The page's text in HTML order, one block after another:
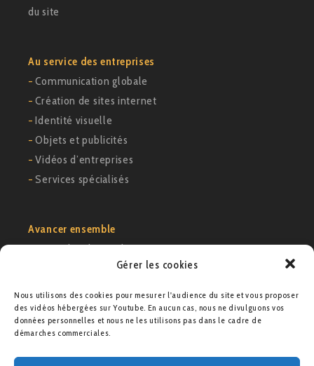
Gérer les cookies
Nous utilisons des cookies pour mesurer l'audience du site et vous proposer
des vidéos hébergées sur Youtube. En aucun cas, nous ne divulguons vos
données personnelles et nous ne les utilisons pas dans le cadre de
démarches commerciales.
du site
Au service des entreprises
−Communication globale
−Création de sites internet
−Identité visuelle
−Objets et publicités
−Vidéos d’entreprises
−Services spécialisés
Avancer ensemble
−Exemples de cas clients
Voir notre portfolio
Agence M21